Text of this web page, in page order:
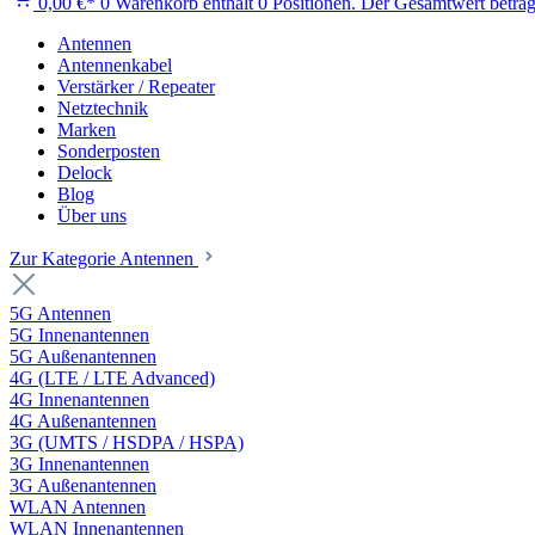
Antennen
Antennenkabel
Verstärker / Repeater
Netztechnik
Marken
Sonderposten
Delock
Blog
Über uns
Zur Kategorie Antennen
5G Antennen
5G Innenantennen
5G Außenantennen
4G (LTE / LTE Advanced)
4G Innenantennen
4G Außenantennen
3G (UMTS / HSDPA / HSPA)
3G Innenantennen
3G Außenantennen
WLAN Antennen
WLAN Innenantennen